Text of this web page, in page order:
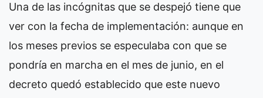
Una de las incógnitas que se despejó tiene que
ver con la fecha de implementación: aunque en
los meses previos se especulaba con que se
pondría en marcha en el mes de junio, en el
decreto quedó establecido que este nuevo